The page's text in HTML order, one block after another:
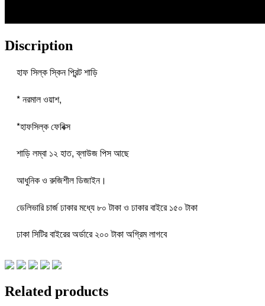
Discription
হাফ সিল্ক স্কিন প্রিন্ট শাড়ি
* নরমাল ওয়াশ,
*হাফসিল্ক ফেবিক্স
শাড়ি লম্বা ১২ হাত, ব্লাউজ পিস আছে
আধুনিক ও রুজিশীল ডিজাইন।
ডেলিভারি চার্জ ঢাকার মধ্যে ৮০ টাকা ও ঢাকার বাইরে ১৫০ টাকা
ঢাকা সিটির বাইরের অর্ডারে ২০০ টাকা অগ্রিম লাগবে
Related products